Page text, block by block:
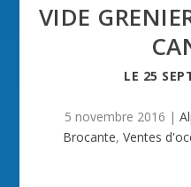
VIDE
LE 25
5 novembre 2016 |
Brocante, Ventes